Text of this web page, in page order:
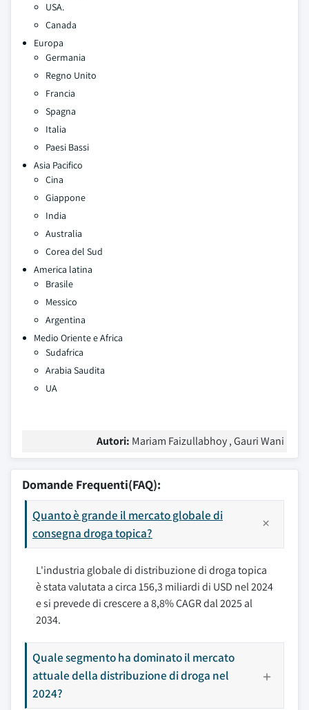
USA.
Canada
Europa
Germania
Regno Unito
Francia
Spagna
Italia
Paesi Bassi
Asia Pacifico
Cina
Giappone
India
Australia
Corea del Sud
America latina
Brasile
Messico
Argentina
Medio Oriente e Africa
Sudafrica
Arabia Saudita
UA
Autori: Mariam Faizullabhoy , Gauri Wani
Domande Frequenti(FAQ):
Quanto è grande il mercato globale di
consegna droga topica?
L'industria globale di distribuzione di droga topica
è stata valutata a circa 156,3 miliardi di USD nel 2024
e si prevede di crescere a 8,8% CAGR dal 2025 al
2034.
Quale segmento ha dominato il mercato
attuale della distribuzione di droga nel
2024?